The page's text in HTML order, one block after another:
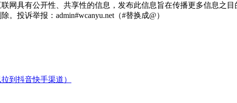
网具有公开性、共享性的信息，发布此信息旨在传播更多信息之
投诉举报：admin#wcanyu.net（#替换成@）
到抖音快手渠道）